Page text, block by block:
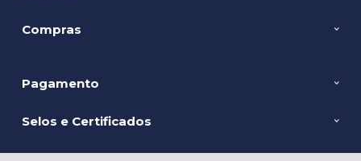
Compras
Pagamento
Selos e Certificados